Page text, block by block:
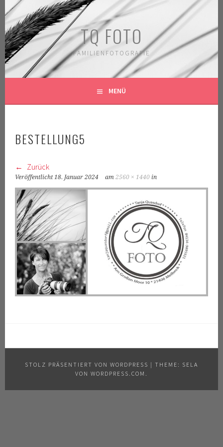
Springe
zum
Inhalt
TQ FOTO
FAMILIENFOTOGRAFIE
MENÜ
BESTELLUNG5
Zurück
Veröffentlicht18. Januar 2024 am2560 × 1440 in
STOLZ PRÄSENTIERT VON WORDPRESS | THEME: SELA
VON WORDPRESS.COM